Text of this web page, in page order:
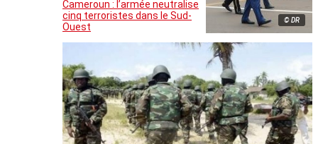
© DR
Cameroun : l’armée neutralise
cinq terroristes dans le Sud-
Ouest